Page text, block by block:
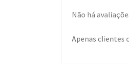
Não há
Apenas clientes